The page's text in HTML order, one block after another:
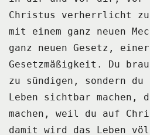
Christus verherrlicht
mit einem ganz neuen
ganz neuen Gesetz,
einer
Gesetzmäßigkeit.
Du
zu sündigen,
sondern
Leben sichtbar machen,
machen,
weil du auf
damit wird das Leben